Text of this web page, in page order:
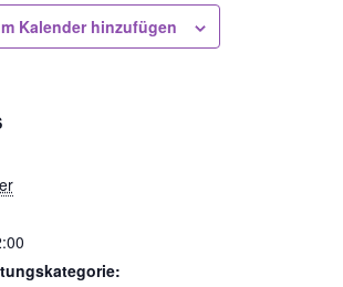
Kalender hinzufügen